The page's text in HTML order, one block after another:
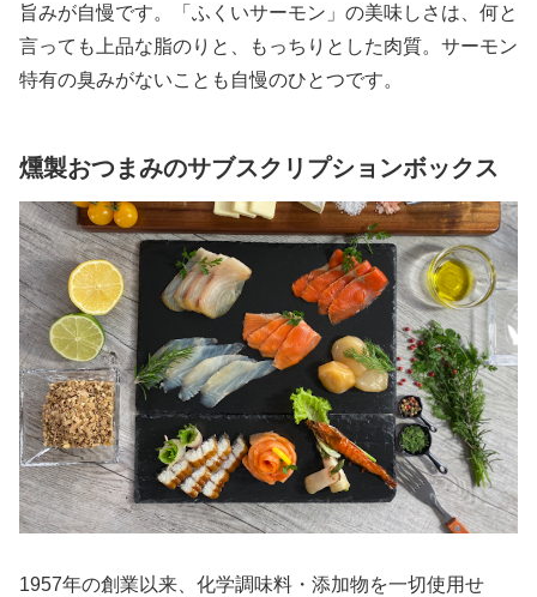
旨みが自慢です。「ふくいサーモン」の美味しさは、何と
言っても上品な脂のりと、もっちりとした肉質。サーモン
特有の臭みがないことも自慢のひとつです。
燻製おつまみのサブスクリプションボックス
1957年の創業以来、化学調味料・添加物を一切使用せ